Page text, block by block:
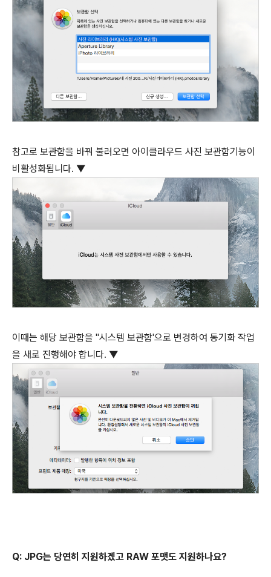
참고로 보관함을 바꿔 불러오면 아이클라우드 사진 보관함기능이
비활성화됩니다. ▼
이때는 해당 보관함을 "시스템 보관함'으로 변경하여 동기화 작업
을 새로 진행해야 합니다. ▼
Q: JPG는 당연히 지원하겠고 RAW 포맷도 지원하나요?